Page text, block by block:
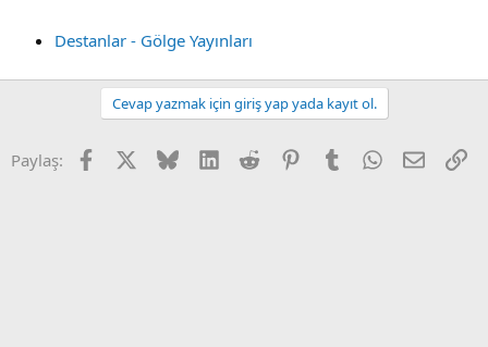
Destanlar - Gölge Yayınları
Cevap yazmak için giriş yap yada kayıt ol.
Paylaş: FacebookX (Twitter)
BlueskyLinkedInReddit PinterestTumblr WhatsApp
E-posta